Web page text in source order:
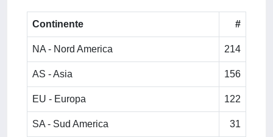
Continente #
NA - Nord America 214
AS - Asia 156
EU - Europa 122
SA - Sud America 31